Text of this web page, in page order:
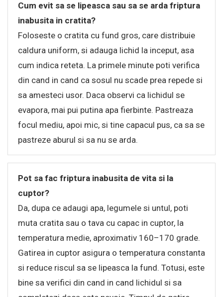
Cum evit sa se lipeasca sau sa se arda friptura
inabusita in cratita?
Foloseste o cratita cu fund gros, care distribuie
caldura uniform, si adauga lichid la inceput, asa
cum indica reteta. La primele minute poti verifica
din cand in cand ca sosul nu scade prea repede si
sa amesteci usor. Daca observi ca lichidul se
evapora, mai pui putina apa fierbinte. Pastreaza
focul mediu, apoi mic, si tine capacul pus, ca sa se
pastreze aburul si sa nu se arda.
Pot sa fac friptura inabusita de vita si la
cuptor?
Da, dupa ce adaugi apa, legumele si untul, poti
muta cratita sau o tava cu capac in cuptor, la
temperatura medie, aproximativ 160–170 grade.
Gatirea in cuptor asigura o temperatura constanta
si reduce riscul sa se lipeasca la fund. Totusi, este
bine sa verifici din cand in cand lichidul si sa